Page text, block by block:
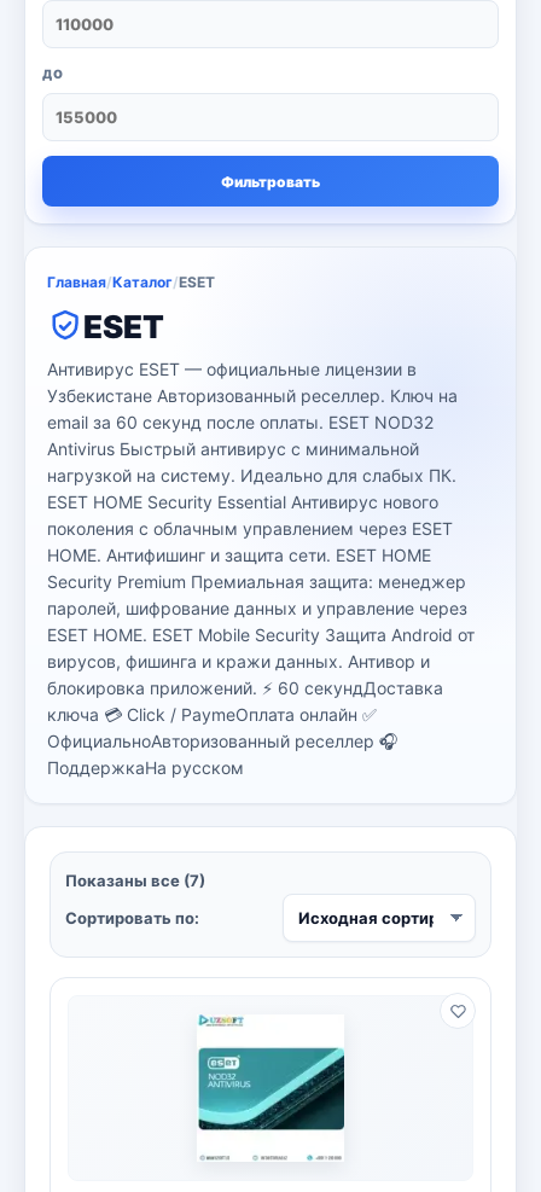
Моноблоки
Ноутбуки
Телевизор
Цветные лазерные принтеры
черно-белый принтер
Kaspersky
Microsoft
Другие программы 4
Bitdefender 8
ESET
Avast
Dr.Web
3
ДО
Фильтровать
Главная/Каталог/ESET
ESET
Антивирус ESET — официальные лицензии в
Узбекистане Авторизованный реселлер. Ключ на
email за 60 секунд после оплаты. ESET NOD32
Antivirus Быстрый антивирус с минимальной
нагрузкой на систему. Идеально для слабых ПК.
ESET HOME Security Essential Антивирус нового
поколения с облачным управлением через ESET
HOME. Антифишинг и защита сети. ESET HOME
Security Premium Премиальная защита: менеджер
паролей, шифрование данных и управление через
ESET HOME. ESET Mobile Security Защита Android от
вирусов, фишинга и кражи данных. Антивор и
блокировка приложений. ⚡ 60 секундДоставка
ключа 💳 Click / PaymeОплата онлайн ✅
ОфициальноАвторизованный реселлер 🎧
ПоддержкаНа русском
Показаны все (7)
Сортировать по: